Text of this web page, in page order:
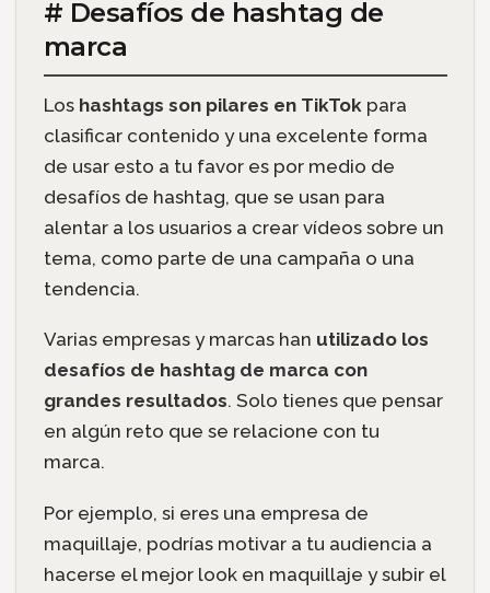
# Desafíos de hashtag de
marca
Los hashtags son pilares en TikTok para
clasificar contenido y una excelente forma
de usar esto a tu favor es por medio de
desafíos de hashtag, que se usan para
alentar a los usuarios a crear vídeos sobre un
tema, como parte de una campaña o una
tendencia.
Varias empresas y marcas han utilizado los
desafíos de hashtag de marca con
grandes resultados. Solo tienes que pensar
en algún reto que se relacione con tu
marca.
Por ejemplo, si eres una empresa de
maquillaje, podrías motivar a tu audiencia a
hacerse el mejor look en maquillaje y subir el